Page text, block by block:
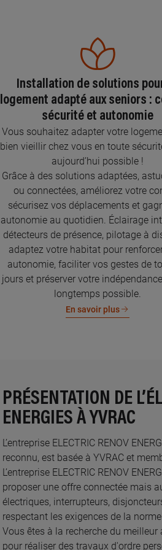
Installation de solutions
logement adapté aux seniors :
sécurité et autonomie
Vous souhaitez adapter votre
bien vieillir chez vous en toute
aujourd’hui possible !
Grâce à des solutions adaptées,
ou connectées, améliorez votre
sécurisez vos déplacements et
autonomie au quotidien. Éclairage
détecteurs de présence, pilotage à
adaptez votre habitat pour
autonomie, faciliter vos gestes de
jours et préserver votre
longtemps possible.
En savoir plus
PRÉSENTATION DE
ENERGIES À YVRAC
L’entreprise ELECTRIC RENOV
reconnu, est basée à YVRAC et
L’entreprise ELECTRIC RENOV
proposer une offre connectée mais
électriques, interrupteurs,
respectant les exigences de la
Vous êtes à la recherche du
pour réaliser des travaux d'ordre